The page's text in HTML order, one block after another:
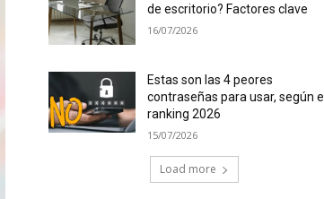
de escritorio? Factores clave
16/07/2026
Estas son las 4 peores
contraseñas para usar, según el
ranking 2026
15/07/2026
Load more